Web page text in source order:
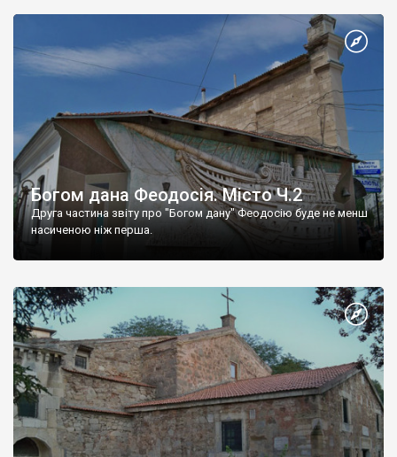
Богом дана Феодосія. Місто Ч.2
Друга частина звіту про "Богом дану" Феодосію буде не менш
насиченою ніж перша.